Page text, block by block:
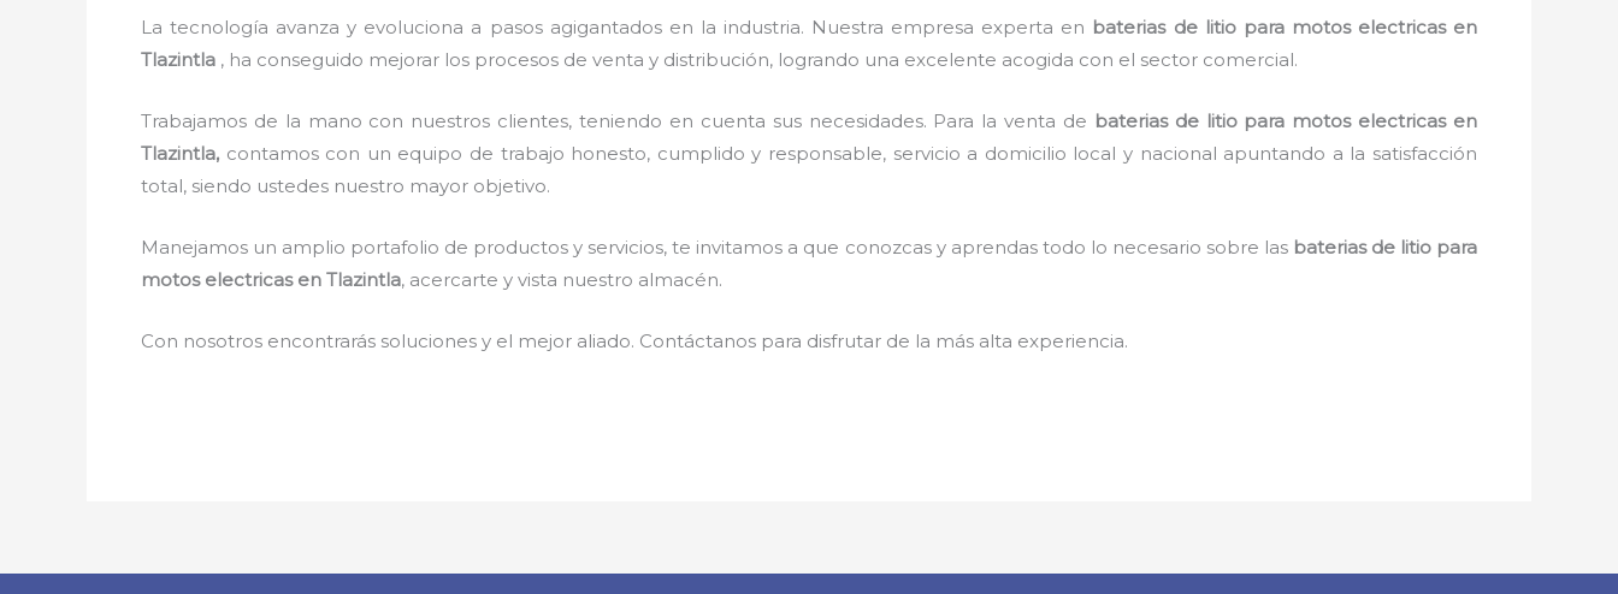
La tecnología avanza y evoluciona a pasos agigantados en la industria. Nuestra empresa experta en baterias de litio para motos electricas en
Tlazintla , ha conseguido mejorar los procesos de venta y distribución, logrando una excelente acogida con el sector comercial.
Trabajamos de la mano con nuestros clientes, teniendo en cuenta sus necesidades. Para la venta de baterias de litio para motos electricas en
Tlazintla, contamos con un equipo de trabajo honesto, cumplido y responsable, servicio a domicilio local y nacional apuntando a la satisfacción
total, siendo ustedes nuestro mayor objetivo.
Manejamos un amplio portafolio de productos y servicios, te invitamos a que conozcas y aprendas todo lo necesario sobre las baterias de litio para
motos electricas en Tlazintla, acercarte y vista nuestro almacén.
Con nosotros encontrarás soluciones y el mejor aliado. Contáctanos para disfrutar de la más alta experiencia.